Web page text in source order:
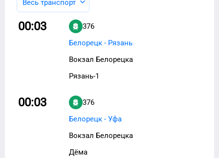
Весь транспорт
00:03
376
Белорецк - Рязань
Вокзал Белорецка
Рязань-1
00:03
376
Белорецк - Уфа
Вокзал Белорецка
Дёма